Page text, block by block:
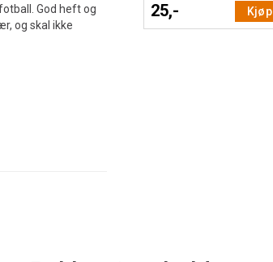
God heft og
og skal ikke
25,- Kjøp